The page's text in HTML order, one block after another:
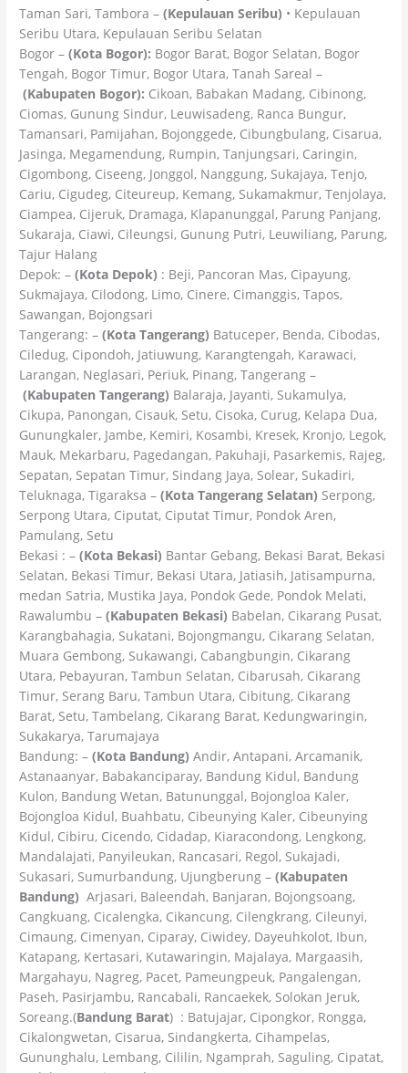
Taman Sari, Tambora –(Kepulauan Seribu) • Kepulauan
Seribu Utara, Kepulauan Seribu Selatan
Bogor –(Kota Bogor): Bogor Barat, Bogor Selatan, Bogor
Tengah, Bogor Timur, Bogor Utara, Tanah Sareal –
(Kabupaten Bogor): Cikoan, Babakan Madang, Cibinong,
Ciomas, Gunung Sindur, Leuwisadeng, Ranca Bungur,
Tamansari, Pamijahan, Bojonggede, Cibungbulang, Cisarua,
Jasinga, Megamendung, Rumpin, Tanjungsari, Caringin,
Cigombong, Ciseeng, Jonggol, Nanggung, Sukajaya, Tenjo,
Cariu, Cigudeg, Citeureup, Kemang, Sukamakmur, Tenjolaya,
Ciampea, Cijeruk, Dramaga, Klapanunggal, Parung Panjang,
Sukaraja, Ciawi, Cileungsi, Gunung Putri, Leuwiliang, Parung,
Tajur Halang
Depok: –(Kota Depok) : Beji, Pancoran Mas, Cipayung,
Sukmajaya, Cilodong, Limo, Cinere, Cimanggis, Tapos,
Sawangan, Bojongsari
Tangerang: –(Kota Tangerang) Batuceper, Benda, Cibodas,
Ciledug, Cipondoh, Jatiuwung, Karangtengah, Karawaci,
Larangan, Neglasari, Periuk, Pinang, Tangerang –
(Kabupaten Tangerang) Balaraja, Jayanti, Sukamulya,
Cikupa, Panongan, Cisauk, Setu, Cisoka, Curug, Kelapa Dua,
Gunungkaler, Jambe, Kemiri, Kosambi, Kresek, Kronjo, Legok,
Mauk, Mekarbaru, Pagedangan, Pakuhaji, Pasarkemis, Rajeg,
Sepatan, Sepatan Timur, Sindang Jaya, Solear, Sukadiri,
Teluknaga, Tigaraksa –(Kota Tangerang Selatan) Serpong,
Serpong Utara, Ciputat, Ciputat Timur, Pondok Aren,
Pamulang, Setu
Bekasi : –(Kota Bekasi) Bantar Gebang, Bekasi Barat, Bekasi
Selatan, Bekasi Timur, Bekasi Utara, Jatiasih, Jatisampurna,
medan Satria, Mustika Jaya, Pondok Gede, Pondok Melati,
Rawalumbu –(Kabupaten Bekasi) Babelan, Cikarang Pusat,
Karangbahagia, Sukatani, Bojongmangu, Cikarang Selatan,
Muara Gembong, Sukawangi, Cabangbungin, Cikarang
Utara, Pebayuran, Tambun Selatan, Cibarusah, Cikarang
Timur, Serang Baru, Tambun Utara, Cibitung, Cikarang
Barat, Setu, Tambelang, Cikarang Barat, Kedungwaringin,
Sukakarya, Tarumajaya
Bandung: –(Kota Bandung) Andir, Antapani, Arcamanik,
Astanaanyar, Babakanciparay, Bandung Kidul, Bandung
Kulon, Bandung Wetan, Batununggal, Bojongloa Kaler,
Bojongloa Kidul, Buahbatu, Cibeunying Kaler, Cibeunying
Kidul, Cibiru, Cicendo, Cidadap, Kiaracondong, Lengkong,
Mandalajati, Panyileukan, Rancasari, Regol, Sukajadi,
Sukasari, Sumurbandung, Ujungberung –(Kabupaten
Bandung) Arjasari, Baleendah, Banjaran, Bojongsoang,
Cangkuang, Cicalengka, Cikancung, Cilengkrang, Cileunyi,
Cimaung, Cimenyan, Ciparay, Ciwidey, Dayeuhkolot, Ibun,
Katapang, Kertasari, Kutawaringin, Majalaya, Margaasih,
Margahayu, Nagreg, Pacet, Pameungpeuk, Pangalengan,
Paseh, Pasirjambu, Rancabali, Rancaekek, Solokan Jeruk,
Soreang.(Bandung Barat) : Batujajar, Cipongkor, Rongga,
Cikalongwetan, Cisarua, Sindangkerta, Cihampelas,
Gununghalu, Lembang, Cililin, Ngamprah, Saguling, Cipatat,